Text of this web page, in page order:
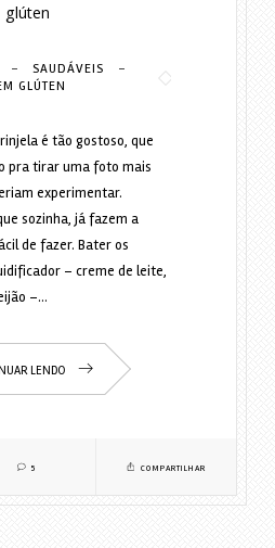
glúten
- SAUDÁVEIS -
GLÚTEN
é tão gostoso, que
pra tirar uma foto mais
experimentar.
sozinha, já fazem a
de fazer. Bater os
– creme de leite,
–…
LENDO
5 COMPARTILHAR